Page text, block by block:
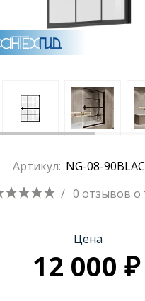
уголки и
Артикул: NG-08-
/ 0 отзывов о
Цена
12 000 ₽